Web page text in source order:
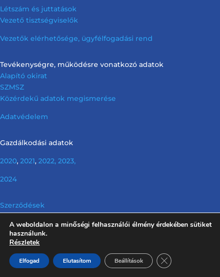
Létszám és juttatások
Vezető tisztségviselők
Vezetők elérhetősége, ügyfélfogadási rend
Tevékenységre, működésre vonatkozó adatok
Alapító okirat
SZMSZ
Közérdekű adatok megismerése
Adatvédelem
Gazdálkodási adatok
2020, 2021, 2022, 2023,
2024
Szerződések
Info tv. előírása szerinti nem releváns információk
A weboldalon a minőségi felhasználói élmény érdekében sütiket
használunk.
Részletek
Elfogad Elutasítom Beállítások Close GDPR